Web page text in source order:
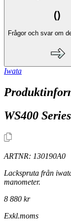
()
Frågor och svar om
Iwata
WS400
ARTNR: 130190A0
Lackspruta från
manometer.
8 880 kr
Exkl.moms